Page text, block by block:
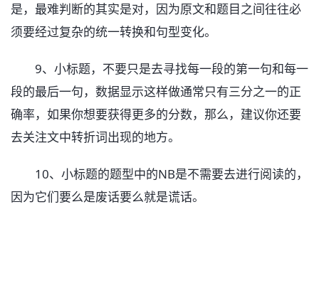
是，最难判断的其实是对，因为原文和题目之间往往必
须要经过复杂的统一转换和句型变化。
9、小标题，不要只是去寻找每一段的第一句和每一
段的最后一句，数据显示这样做通常只有三分之一的正
确率，如果你想要获得更多的分数，那么，建议你还要
去关注文中转折词出现的地方。
10、小标题的题型中的NB是不需要去进行阅读的，
因为它们要么是废话要么就是谎话。